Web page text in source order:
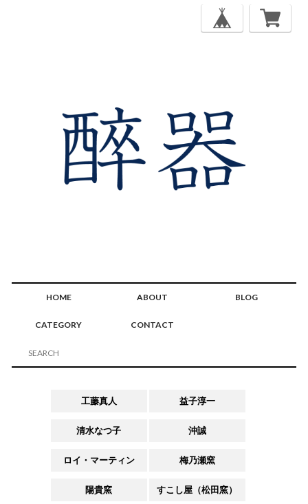
HOME ABOUT BLOG
CATEGORY CONTACT
工藤真人 益子淳一
清水なつ子 沖誠
ロイ・マーティン 梅乃瀬窯
陽貴窯 すこし屋（松田窯）